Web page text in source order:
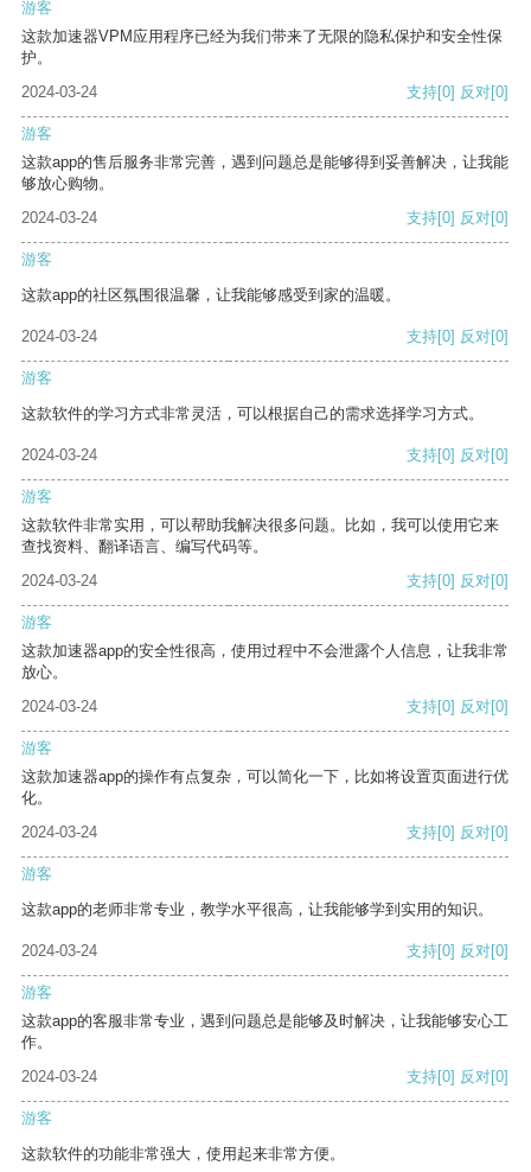
游客
这款加速器VPM应用程序已经为我们带来了无限的隐私保护和安全性保
护。
2024-03-24
支持[0] 反对[0]
游客
这款app的售后服务非常完善，遇到问题总是能够得到妥善解决，让我能
够放心购物。
2024-03-24
支持[0] 反对[0]
游客
这款app的社区氛围很温馨，让我能够感受到家的温暖。
2024-03-24 支持[0] 反对[0]
游客
这款软件的学习方式非常灵活，可以根据自己的需求选择学习方式。
2024-03-24 支持[0] 反对[0]
游客
这款软件非常实用，可以帮助我解决很多问题。比如，我可以使用它来
查找资料、翻译语言、编写代码等。
2024-03-24
支持[0] 反对[0]
游客
这款加速器app的安全性很高，使用过程中不会泄露个人信息，让我非常
放心。
2024-03-24
支持[0] 反对[0]
游客
这款加速器app的操作有点复杂，可以简化一下，比如将设置页面进行优
化。
2024-03-24
支持[0] 反对[0]
游客
这款app的老师非常专业，教学水平很高，让我能够学到实用的知识。
2024-03-24 支持[0] 反对[0]
游客
这款app的客服非常专业，遇到问题总是能够及时解决，让我能够安心工
作。
2024-03-24
支持[0] 反对[0]
游客
这款软件的功能非常强大，使用起来非常方便。